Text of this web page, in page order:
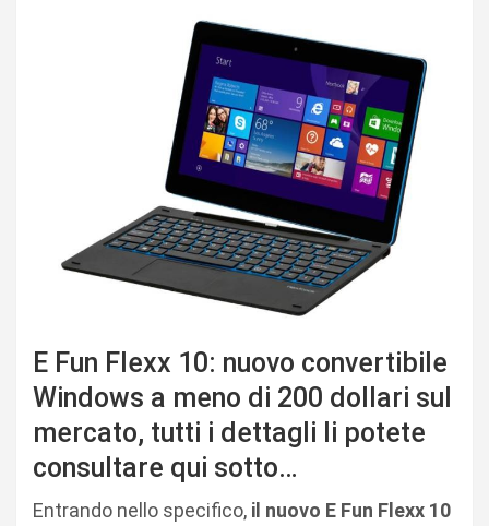
E Fun Flexx 10: nuovo convertibile
Windows a meno di 200 dollari sul
mercato, tutti i dettagli li potete
consultare qui sotto…
Entrando nello specifico, il nuovo E Fun Flexx 10